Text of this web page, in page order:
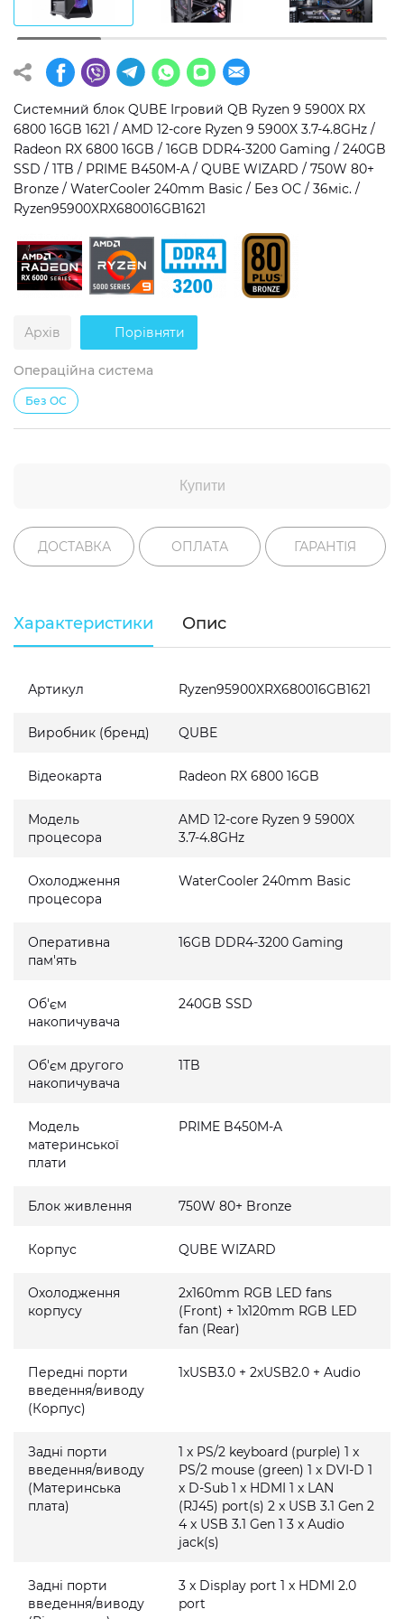
Операційна система
Windows 11 Home
Windows 11 Pro
Без ОС
Тип накопичувача
SSD
HDD
SSD + HDD
Додатково
RGB-підсвічування
Розблокований множник CPU
Надшвидкий M.2 SSD NVME
Системний блок QUBE Ігровий QB Ryzen 9 5900X RX
6800 16GB 1621 / AMD 12-core Ryzen 9 5900X 3.7-4.8GHz /
Radeon RX 6800 16GB / 16GB DDR4-3200 Gaming / 240GB
SSD / 1TB / PRIME B450M-A / QUBE WIZARD / 750W 80+
Bronze / WaterCooler 240mm Basic / Без ОС / 36міс. /
Ryzen95900XRX680016GB1621
Архів Порівняти
Операційна система
Без ОС
Купити
ДОСТАВКА ОПЛАТА ГАРАНТІЯ
Характеристики Опис
Артикул Ryzen95900XRX680016GB1621
Виробник (бренд) QUBE
Відеокарта Radeon RX 6800 16GB
Модель
процесора
AMD 12-core Ryzen 9 5900X
3.7-4.8GHz
Охолодження
процесора
WaterCooler 240mm Basic
Оперативна
пам'ять
16GB DDR4-3200 Gaming
Об'єм
накопичувача
240GB SSD
Об'єм другого
накопичувача
1TB
Модель
материнської
плати
PRIME B450M-A
Блок живлення 750W 80+ Bronze
Корпус QUBE WIZARD
Охолодження
корпусу
2x160mm RGB LED fans
(Front) + 1x120mm RGB LED
fan (Rear)
Передні порти
введення/виводу
(Корпус)
1xUSB3.0 + 2xUSB2.0 + Audio
Задні порти
введення/виводу
(Материнська
плата)
1 x PS/2 keyboard (purple) 1 x
PS/2 mouse (green) 1 x DVI-D 1
x D-Sub 1 x HDMI 1 x LAN
(RJ45) port(s) 2 x USB 3.1 Gen 2
4 x USB 3.1 Gen 1 3 x Audio
jack(s)
Задні порти
введення/виводу
3 x Display port 1 x HDMI 2.0
port